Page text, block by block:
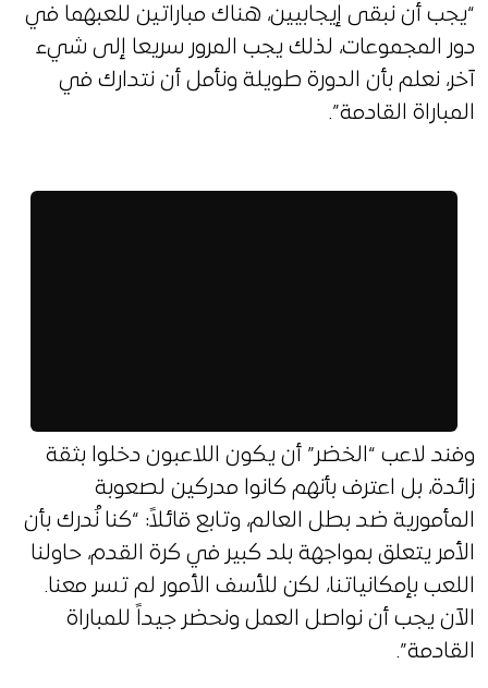
“يجب أن نبقى إيجابيين، هناك مباراتين للعبهما في
دور المجموعات، لذلك يجب المرور سريعا إلى شيء
آخر، نعلم بأن الدورة طويلة ونأمل أن نتدارك في
المباراة القادمة”.
وفند لاعب “الخضر” أن يكون اللاعبون دخلوا بثقة
زائدة، بل اعترف بأنهم كانوا مدركين لصعوبة
المأمورية ضد بطل العالم، وتابع قائلاً: “كنا نُدرك بأن
الأمر يتعلق بمواجهة بلد كبير في كرة القدم، حاولنا
اللعب بإمكانياتنا، لكن للأسف الأمور لم تسر معنا.
الآن يجب أن نواصل العمل ونحضر جيداً للمباراة
القادمة”.